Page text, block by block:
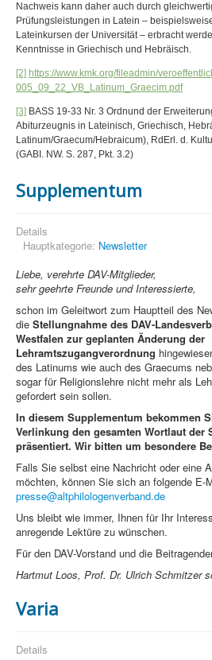
Nachweis kann daher auch durch
Prüfungsleistungen in Latein –
Lateinkursen der Universität – erbracht
Kenntnisse in Griechisch und Hebräisch.
[2] https://www.kmk.org/fileadmin/
005_09_22_VB_Latinum_Graecim.pdf
[3] BASS 19-33 Nr. 3 Ordnund der
Abiturzeugnis in Lateinisch, Griechisch,
Latinum/Graecum/Hebraicum), RdErl. d.
(GABI. NW. S. 287, Pkt. 3.2)
Supplementum
Details
Hauptkategorie: Newsletter
Liebe, verehrte DAV-Mitglieder,
sehr geehrte Freunde und
schon im Geleitwort zum Hauptteil des
die Stellungnahme des DAV-
Westfalen zur geplanten Änderung der
Lehramtszugangverordnung
des Latinums wie auch des Graecums
sogar für Religionslehre nicht mehr als
gefordert sein sollen.
In diesem Supplementum bekommen
Verlinkung den gesamten Wortlaut der
präsentiert. Wir bitten um besondere
Falls Sie selbst eine Nachricht oder eine
möchten, können Sie sich an folgende E-
presse@altphilologenverband.de
Uns bleibt wie immer, Ihnen für Ihr
anregende Lektüre zu wünschen.
Für den DAV-Vorstand und die
Hartmut Loos, Prof. Dr. Ulrich Schmitzer
Varia
Details